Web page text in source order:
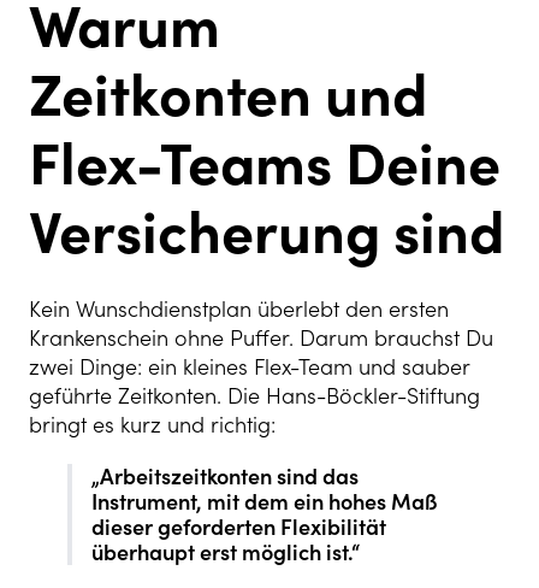
Warum
Zeitkonten und
Flex-Teams Deine
Versicherung sind
Kein Wunschdienstplan überlebt den ersten
Krankenschein ohne Puffer. Darum brauchst Du
zwei Dinge: ein kleines Flex-Team und sauber
geführte Zeitkonten. Die Hans-Böckler-Stiftung
bringt es kurz und richtig:
„Arbeitszeitkonten sind das
Instrument, mit dem ein hohes Maß
dieser geforderten Flexibilität
überhaupt erst möglich ist.“